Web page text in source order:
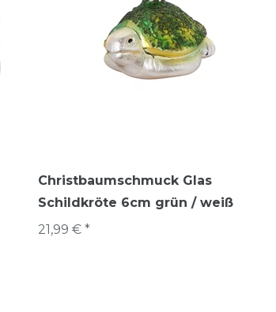
Christbaumschmuck Glas
Schildkröte 6cm grün / weiß
21,99 € *